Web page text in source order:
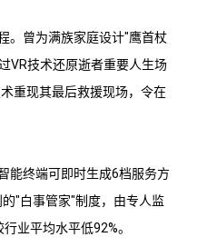
。曾为满族家庭设计"鹰首杖
VR技术还原逝者重要人生场
重现其最后救援现场，令在
能终端可即时生成6档服务方
"白事管家"制度，由专人监
业平均水平低92%。